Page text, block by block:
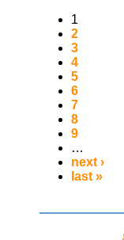
1
2
3
4
5
6
7
8
9
…
next ›
last »